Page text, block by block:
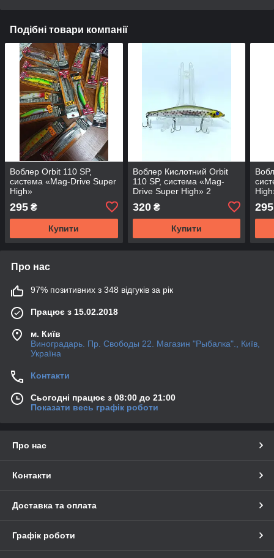
Подібні товари компанії
Воблер Orbit 110 SP,
система «Mag-Drive Super
High»
295 ₴
Купити
Воблер Кислотний Orbit
110 SP, система «Mag-
Drive Super High» 2
320₴
Купити
295
Про нас
97% позитивних з 348 відгуків за рік
Працює з 15.02.2018
м. Київ
Виноградарь. Пр. Свободы 22. Магазин "Рыбалка"., Київ,
Україна
Контакти
Сьогодні працює з 08:00 до 21:00
Показати весь графік роботи
Про нас
Контакти
Доставка та оплата
Графік роботи